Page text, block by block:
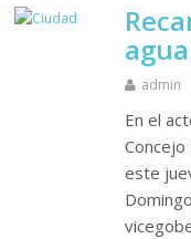
admin
En el
este